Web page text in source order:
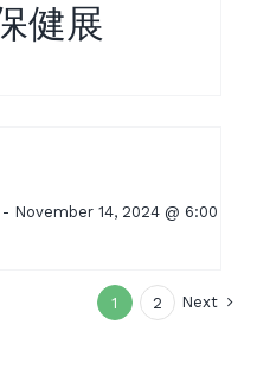
健展
- November 14, 2024 @ 6:00
1 2 Next